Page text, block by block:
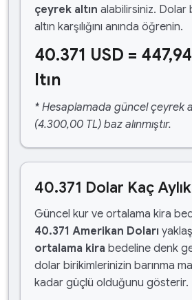
çeyrek altın alabilirsiniz. Dolar
altın karşılığını anında öğrenin.
40.371 USD =
ltın
* Hesaplamada güncel çeyrek
(4.300,00 TL) baz alınmıştır.
40.371 Dolar Kaç
Güncel kur ve ortalama kira
40.371 Amerikan Doları
ortalama kira bedeline denk
dolar birikimlerinizin barınma
kadar güçlü olduğunu gösterir.